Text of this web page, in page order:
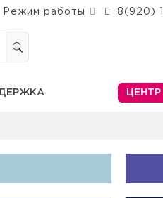
Режим работы 8(920)